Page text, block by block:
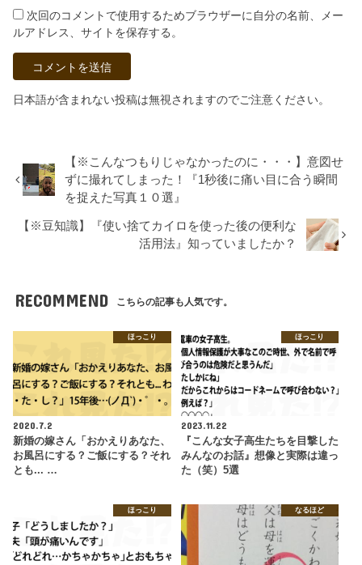
次回のコメントで使用するためブラウザーに自分の名前、メー
ルアドレス、サイトを保存する。
日本語が含まれない投稿は無視されますのでご注意ください。
【※こんなつもりじゃなかったのに・・・】意図せ
ずに撮れてしまった！『1秒後に痛い目に合う瞬間
を捉えた写真１０選』
【※豆知識】『使い捨てカイロを使った後の便利な
活用法』知っていましたか？
RECOMMEND こちらの記事も人気です。
ほっこり
2020.7.2
新婚の嫁さん「おかえりあなた、
お風呂にする？ご飯にする？それ
とも... …
ほっこり
2023.11.22
『こんな女子高生たちを目撃した
みんなのお話』想像と実際は違っ
た（笑）5選
ほっこり なるほど